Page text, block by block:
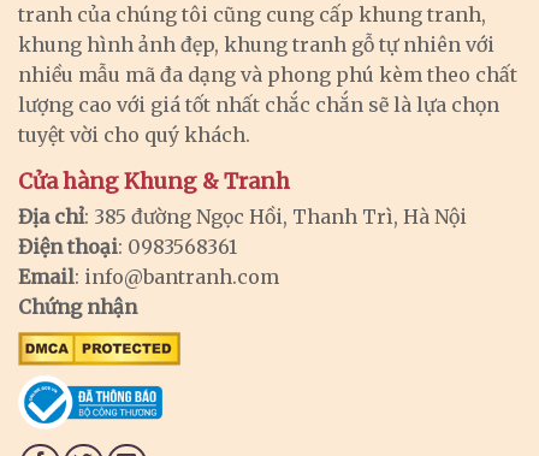
tranh của chúng tôi cũng cung cấp khung tranh,
khung hình ảnh đẹp, khung tranh gỗ tự nhiên với
nhiều mẫu mã đa dạng và phong phú kèm theo chất
lượng cao với giá tốt nhất chắc chắn sẽ là lựa chọn
tuyệt vời cho quý khách.
Cửa hàng Khung & Tranh
Địa chỉ: 385 đường Ngọc Hồi, Thanh Trì, Hà Nội
Điện thoại: 0983568361
Email: info@bantranh.com
Chứng nhận